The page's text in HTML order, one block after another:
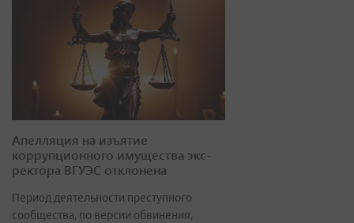
Апелляция на изъятие
коррупционного имущества экс-
ректора ВГУЭС отклонена
Период деятельности преступного
сообщества, по версии обвинения,